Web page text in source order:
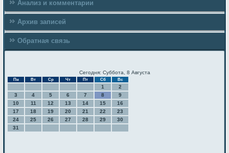
Анализ и комментарии
Архив записей
Обратная связь
Сегодня: Суббота, 8 Августа
Пн Вт Ср Чт Пт Сб Вс
1
2
3
4 5 6 7 8
9
10
11 12 13 14 15
16
17
18 19 20 21 22
23
24
25 26 27 28 29
30
31